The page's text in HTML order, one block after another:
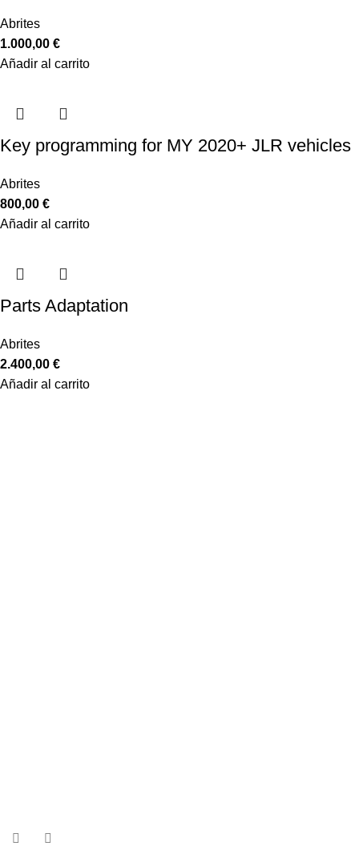
Abrites
1.000,00 €
Añadir al carrito
Key programming for MY 2020+ JLR vehicles
Abrites
800,00 €
Añadir al carrito
Parts Adaptation
Abrites
2.400,00 €
Añadir al carrito